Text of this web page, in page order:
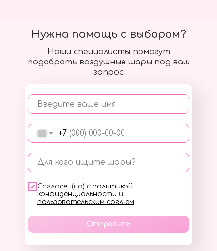
Наши специалисты помогут
подобрать воздушные шары под ваш
запрос
Введите ваше имя
+7
Для кого ищите шары?
Согласен(на) с политикой
конфиденциальности и
пользовательским согл-ем
Отправить
Нужна помощь с выбором?